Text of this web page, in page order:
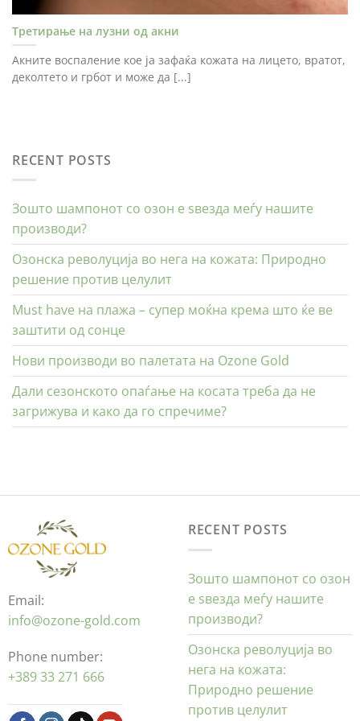
RECENT POSTS
Зошто шампонот со озон е ѕвезда меѓу нашите
производи?
Озонска револуција во нега на кожата: Природно
решение против целулит
Must have на плажа – супер моќна крема што ќе ве
заштити од сонце
Нови производи во палетата на Ozone Gold
Дали сезонското опаѓање на косата треба да не
загрижува и како да го спречиме?
Третирање на лузни од акни
Акните воспаление кое ја зафаќа кожата на лицето, вратот,
деколтето и грбот и може да [...]
Email:
info@ozone-gold.com
Phone number:
+389 33 271 666
RECENT POSTS
Зошто шампонот со озон
е ѕвезда меѓу нашите
производи?
Озонска револуција во
нега на кожата:
Природно решение
против целулит